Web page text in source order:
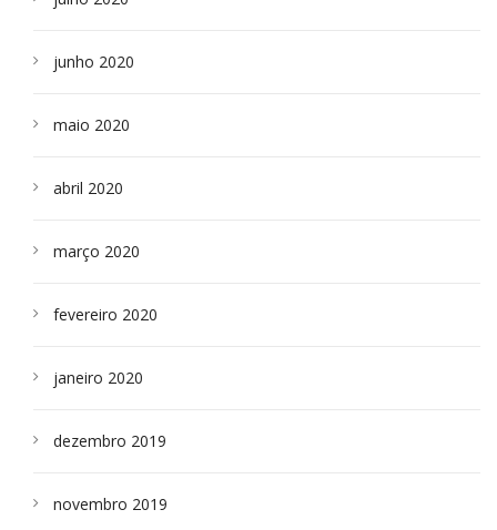
junho 2020
maio 2020
abril 2020
março 2020
fevereiro 2020
janeiro 2020
dezembro 2019
novembro 2019